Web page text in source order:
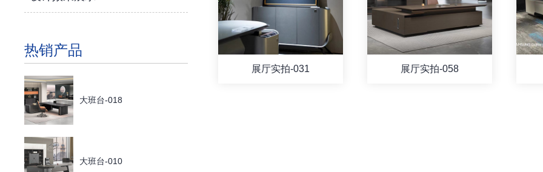
热销产品
大班台-018
大班台-010
展厅实拍-031 展厅实拍-058